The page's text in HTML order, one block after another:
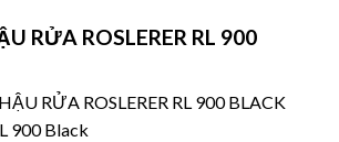
RỬA ROSLERER RL 900
RỬA ROSLERER RL 900 BLACK
900 Black